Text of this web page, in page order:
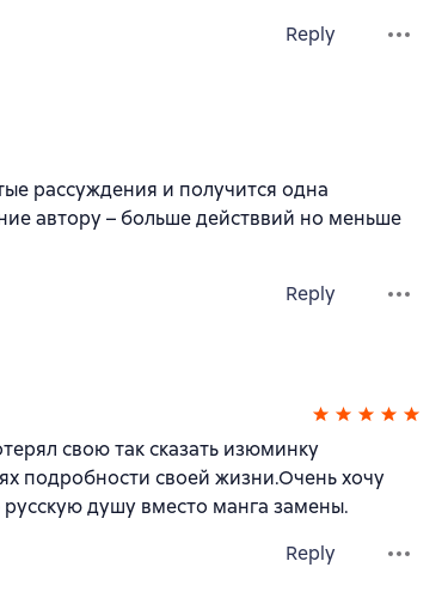
Reply
рассуждения и получится одна
автору – больше действвий но меньше
Reply
свою так сказать изюминку
подробности своей жизни.Очень хочу
душу вместо манга замены.
Reply